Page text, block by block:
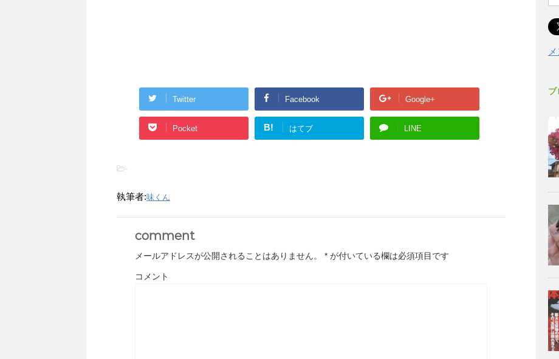
Twitter Facebook Google+
Pocket B! はてブ LINE
-
執筆者:味くん
comment
メールアドレスが公開されることはありません。 * が付いている欄は必須項目です
コメント
ブ